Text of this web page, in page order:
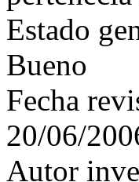
Estado
Bueno
Fecha
20/06/
Autor